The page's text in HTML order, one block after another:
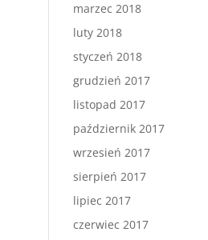
marzec 2018
luty 2018
styczeń 2018
grudzień 2017
listopad 2017
październik 2017
wrzesień 2017
sierpień 2017
lipiec 2017
czerwiec 2017